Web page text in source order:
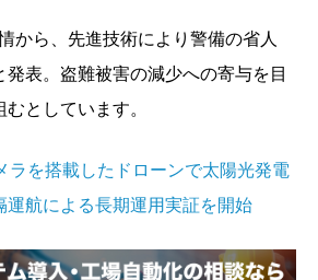
から、先進技術により警備の省人
表。盗難被害の減少への寄与を目
としています。
ラを搭載したドローンで太陽光発電
運航による長期運用実証を開始